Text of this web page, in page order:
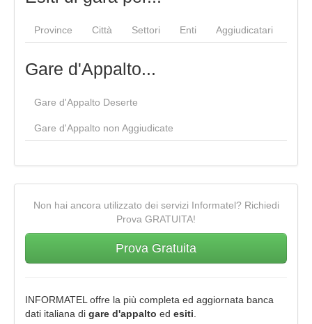
Province Città Settori Enti Aggiudicatari
Gare d'Appalto...
Gare d'Appalto Deserte
Gare d'Appalto non Aggiudicate
Non hai ancora utilizzato dei servizi Informatel? Richiedi
Prova GRATUITA!
Prova Gratuita
INFORMATEL offre la più completa ed aggiornata banca
dati italiana di gare d'appalto ed esiti.